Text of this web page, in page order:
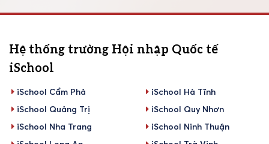
Hệ thống trường Hội nhập Quốc tế
iSchool
iSchool Cẩm Phả
iSchool Hà Tĩnh
iSchool Quảng Trị
iSchool Quy Nhơn
iSchool Nha Trang
iSchool Ninh Thuận